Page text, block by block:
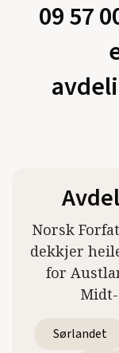
09 57
Norsk
dekkjer
for
Sørlandet